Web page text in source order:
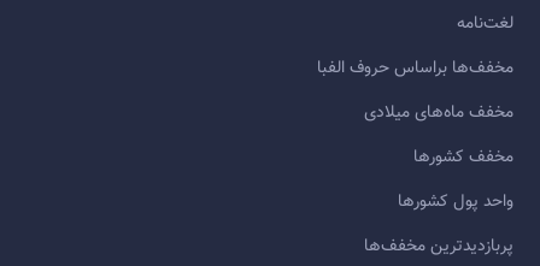
لغت‌نامه
مخفف‌ها براساس حروف الفبا
مخفف ماه‌های میلادی
مخفف کشورها
واحد پول کشورها
پربازديدترين مخفف‌ها